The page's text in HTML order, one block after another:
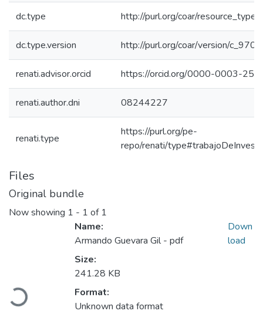
dc.type http://purl.org/coar/resource_type/
dc.type.version http://purl.org/coar/version/
renati.advisor.orcid https://orcid.org/0000-0003-
renati.author.dni 08244227
renati.type
https://purl.org/pe-
repo/renati/
Files
Original bundle
Now showing 1 - 1 of 1
Loading...
Name:
Armando Guevara Gil - pdf
Size:
241.28 KB
Format:
Unknown data format
Down
load